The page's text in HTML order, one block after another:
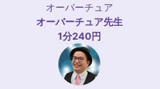
オーバーチュア
オーバーチュア先生
1分240円